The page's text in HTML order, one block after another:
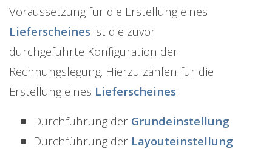
Voraussetzung für die Erstellung eines
Lieferscheines ist die zuvor
durchgeführte Konfiguration der
Rechnungslegung. Hierzu zählen für die
Erstellung eines Lieferscheines:
Durchführung der Grundeinstellung
Durchführung der Layouteinstellung